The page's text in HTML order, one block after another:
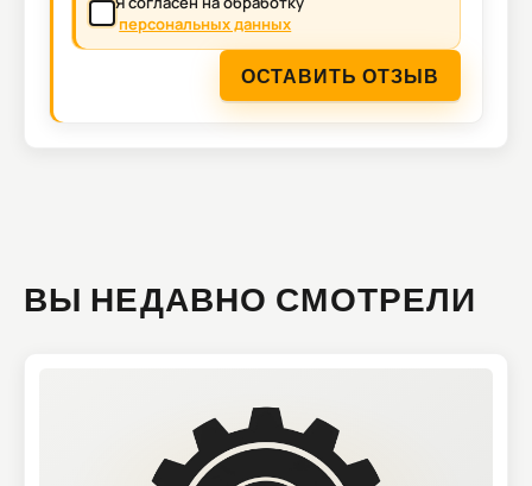
персональных данных
ОСТАВИТЬ ОТЗЫВ
ВЫ НЕДАВНО СМОТРЕЛИ